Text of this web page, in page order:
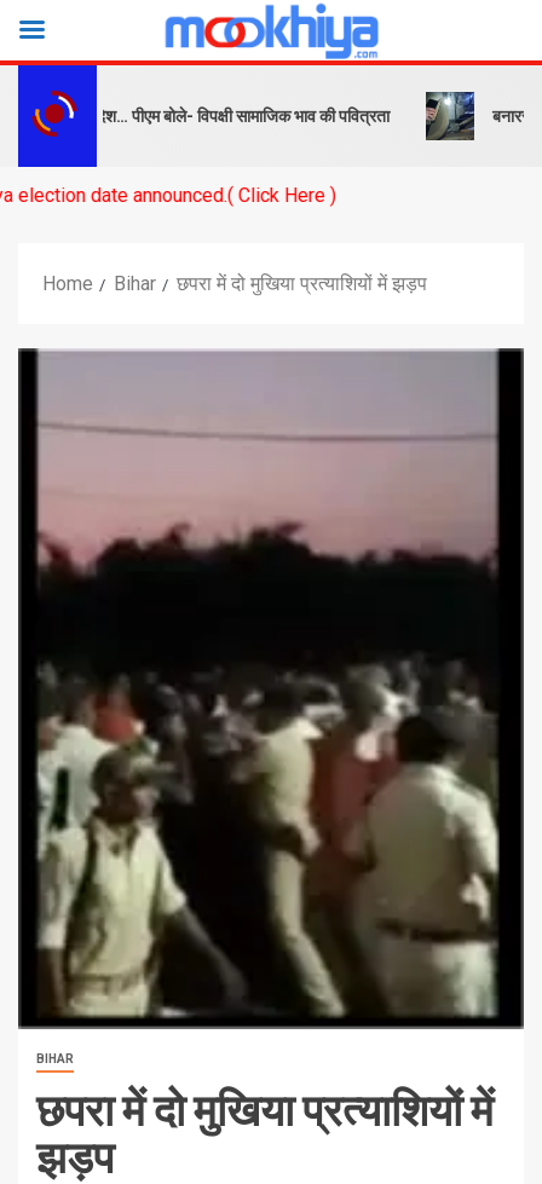
और संदेश… पीएम बोले- विपक्षी सामाजिक भाव की पवित्रता बनारस स्टेशन
announced.( Click Here )
Home Bihar छपरा में दो मुखिया प्रत्याशियों में झड़प
BIHAR
छपरा में दो मुखिया प्रत्याशियों में
झड़प